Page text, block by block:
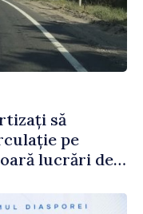
să
pe
lucrări de